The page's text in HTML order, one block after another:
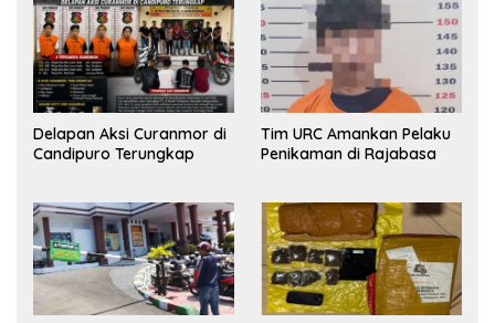
Delapan Aksi Curanmor di
Candipuro Terungkap
Tim URC Amankan Pelaku
Penikaman di Rajabasa